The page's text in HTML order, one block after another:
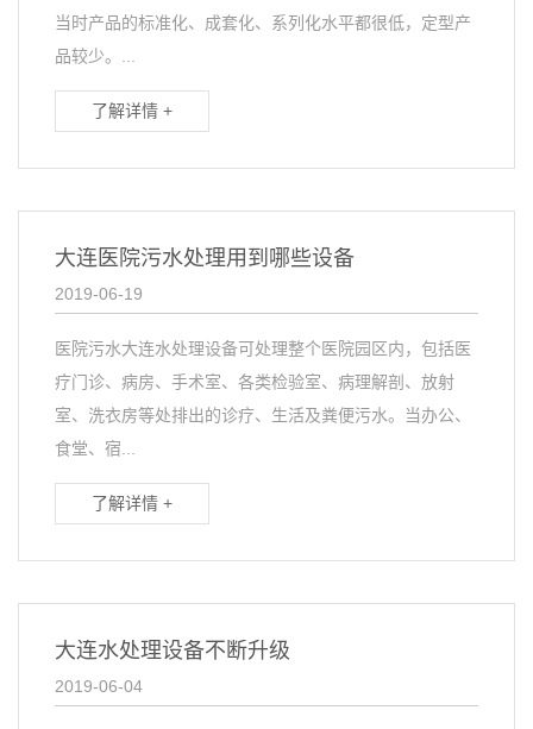
当时产品的标准化、成套化、系列化水平都很低，定型产
品较少。...
了解详情 +
大连医院污水处理用到哪些设备
2019-06-19
医院污水大连水处理设备可处理整个医院园区内，包括医
疗门诊、病房、手术室、各类检验室、病理解剖、放射
室、洗衣房等处排出的诊疗、生活及粪便污水。当办公、
食堂、宿...
了解详情 +
大连水处理设备不断升级
2019-06-04